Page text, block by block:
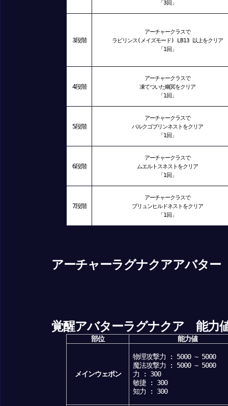
「3回」
3段階
アーチャークラスで
ラビリンス(メイズモード) LB13 以上をクリア
「1回」
4段階
アーチャークラスで
凍てついた幽冥をクリア
「1回」
5段階
アーチャークラスで
バルクゴブリンネストをクリア
「1回」
6段階
アーチャークラスで
ムエルトスネストをクリア
「1回」
7段階
アーチャークラスで
ブリュンヒルドネストをクリア
「1回」
アーチャーラグナクアアバター
覚醒アバターラグナクア 能力
部位 能力値
メインウェポン
物理攻撃力 : 5000 ~ 5000
魔法攻撃力 : 5000 ~ 5000
力 : 300
敏捷 : 300
知力 : 300